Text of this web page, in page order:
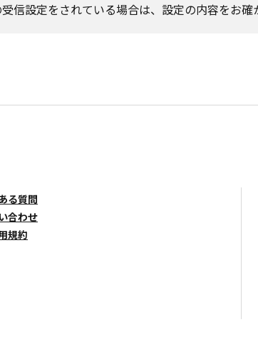
信設定をされている場合は、設定の内容をお
る質問
合わせ
規約